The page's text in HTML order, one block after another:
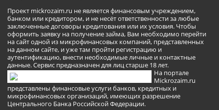
Проект mickrozaim.ru не является финансовым учреждением,
банком или кредитором, и не несёт ответственности за любые
заключенные договоры кредитования или их условия. Чтобы
оформить заявку на получение займа, Вам необходимо перейти
на сайт одной из микрофинансовых компаний, представленных
на данном сайте, и уже там пройти регистрацию и
аутентификацию, внести необходимые личные и контактные
данные. Сервис предназначен для лиц старше 18 лет.
На портале
Mickrozaim.ru
представлены финансовые услуги банков, кредитных и
микрофинансовых организаций, имеющих разрешение
Центрального Банка Российской Федерации.